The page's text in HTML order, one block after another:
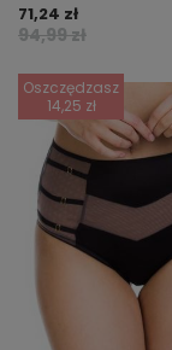
94,99 zł
71,24 zł
Oszczędzasz
14,25 zł